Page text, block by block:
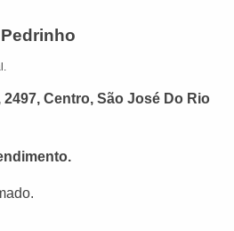
Centro, São José Do Rio